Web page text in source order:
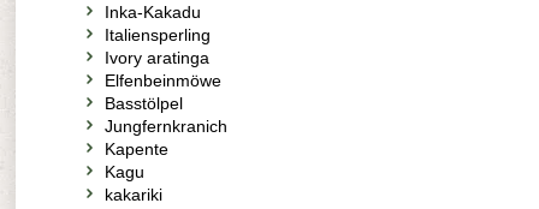
Inka-Kakadu
Italiensperling
Ivory aratinga
Elfenbeinmöwe
Basstölpel
Jungfernkranich
Kapente
Kagu
kakariki